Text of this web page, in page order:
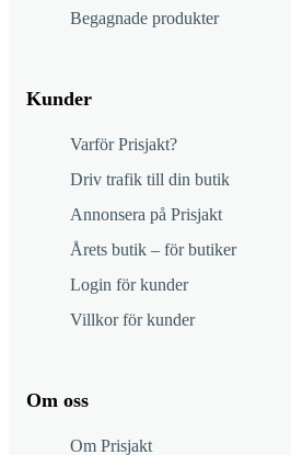
Begagnade produkter
Kunder
Varför Prisjakt?
Driv trafik till din butik
Annonsera på Prisjakt
Årets butik – för butiker
Login för kunder
Villkor för kunder
Om oss
Om Prisjakt